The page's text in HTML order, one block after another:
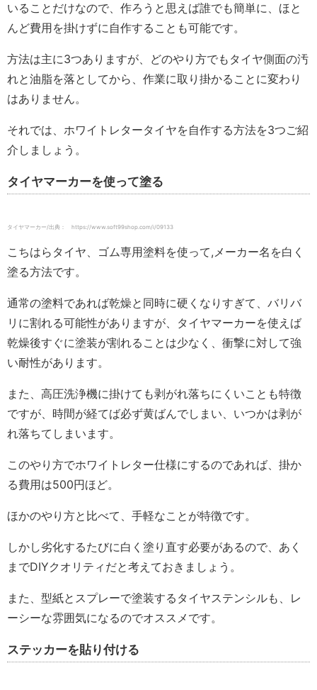
いることだけなので、作ろうと思えば誰でも簡単に、ほと
んど費用を掛けずに自作することも可能です。
方法は主に3つありますが、どのやり方でもタイヤ側面の汚
れと油脂を落としてから、作業に取り掛かることに変わり
はありません。
それでは、ホワイトレタータイヤを自作する方法を3つご紹
介しましょう。
タイヤマーカーを使って塗る
タイヤマーカー/出典： https://www.soft99shop.com/i/09133
こちはらタイヤ、ゴム専用塗料を使って,メーカー名を白く
塗る方法です。
通常の塗料であれば乾燥と同時に硬くなりすぎて、バリバ
リに割れる可能性がありますが、タイヤマーカーを使えば
乾燥後すぐに塗装が割れることは少なく、衝撃に対して強
い耐性があります。
また、高圧洗浄機に掛けても剥がれ落ちにくいことも特徴
ですが、時間が経てば必ず黄ばんでしまい、いつかは剥が
れ落ちてしまいます。
このやり方でホワイトレター仕様にするのであれば、掛か
る費用は500円ほど。
ほかのやり方と比べて、手軽なことが特徴です。
しかし劣化するたびに白く塗り直す必要があるので、あく
までDIYクオリティだと考えておきましょう。
また、型紙とスプレーで塗装するタイヤステンシルも、レ
ーシーな雰囲気になるのでオススメです。
ステッカーを貼り付ける